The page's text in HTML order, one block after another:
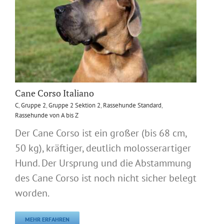
Cane Corso Italiano
C,Gruppe 2,Gruppe 2 Sektion 2, Rassehunde Standard,
Rassehunde von A bis Z
Der Cane Corso ist ein großer (bis 68 cm,
50 kg), kräftiger, deutlich molosserartiger
Hund. Der Ursprung und die Abstammung
des Cane Corso ist noch nicht sicher belegt
worden.
MEHR ERFAHREN